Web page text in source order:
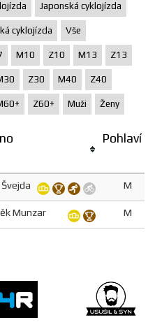
Japonská cyklojízda
cyklojízda Vše
M10 Z10 M13 Z13
Z30 M40 Z40
Z60+ Muži Ženy
Pohlaví
M
Munzar M